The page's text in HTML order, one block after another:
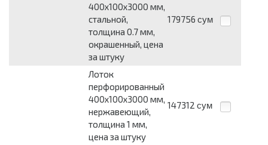
400х100х3000 мм,
стальной,
толщина 0.7 мм,
окрашенный, цена
за штуку
179756 сум
Лоток
перфорированный
400х100х3000 мм,
нержавеющий,
толщина 1 мм,
цена за штуку
147312 сум